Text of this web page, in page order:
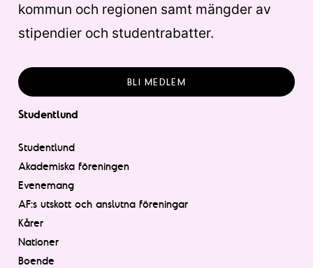
kommun och regionen samt mängder av
stipendier och studentrabatter.
BLI MEDLEM
Studentlund
Studentlund
Akademiska föreningen
Evenemang
AF:s utskott och anslutna föreningar
Kårer
Nationer
Boende